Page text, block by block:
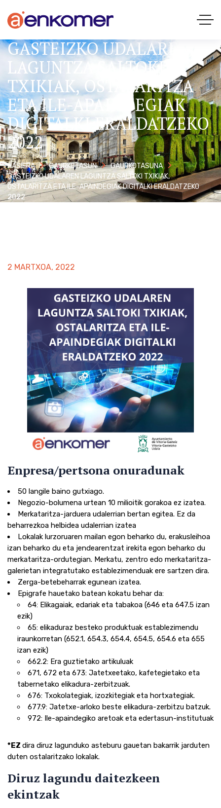
GASTEIZKO UDALAREN
LAGUNTZA SALTOKI
TXIKIAK, OSTALARITZA
ETA ILE-APAINDEGIAK
DIGITALKI ERALDATZEKO
2022
HASIERA GAURKOTASUN
GAURKOTASUNA
GASTEIZKO UDALAREN LAGUNTZA SALTOKI TXIKIAK,
OSTALARITZA ETA ILE-APAINDEGIAK DIGITALKI ERALDATZEKO
2022
2 MARTXOA, 2022
Enpresa/pertsona onuradunak
50 langile baino gutxiago.
Negozio-bolumena urtean 10 milioitik gorakoa ez izatea.
Merkataritza-jarduera udalerrian bertan egitea. Ez da
beharrezkoa helbidea udalerrian izatea
Lokalak lurzoruaren mailan egon beharko du, erakusleihoa
izan beharko du eta jendearentzat irekita egon beharko du
merkataritza-ordutegian. Merkatu, zentro edo merkataritza-
galerietan integratutako establezimenduak ere sartzen dira.
Zerga-betebeharrak egunean izatea.
Epigrafe hauetako batean kokatu behar da:
64: Elikagaiak, edariak eta tabakoa (646 eta 647.5 izan
ezik)
65: elikaduraz besteko produktuak establezimendu
iraunkorretan (652.1, 654.3, 654.4, 654.5, 654.6 eta 655
izan ezik)
662.2: Era guztietako artikuluak
671, 672 eta 673: Jatetxeetako, kafetegietako eta
tabernetako elikadura-zerbitzuak.
676: Txokolategiak, izozkitegiak eta hortxategiak.
677.9: Jatetxe-arloko beste elikadura-zerbitzu batzuk.
972: Ile-apaindegiko aretoak eta edertasun-institutuak
*EZ dira diruz lagunduko asteburu gauetan bakarrik jarduten
duten ostalaritzako lokalak.
Diruz lagundu daitezkeen
ekintzak